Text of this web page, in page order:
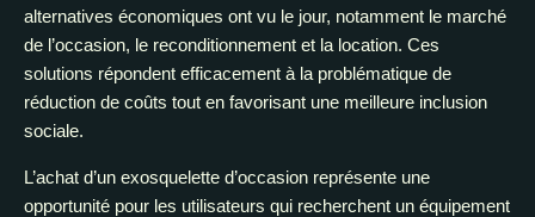
alternatives économiques ont vu le jour, notamment le marché
de l’occasion, le reconditionnement et la location. Ces
solutions répondent efficacement à la problématique de
réduction de coûts tout en favorisant une meilleure inclusion
sociale.
L’achat d’un exosquelette d’occasion représente une
opportunité pour les utilisateurs qui recherchent un équipement